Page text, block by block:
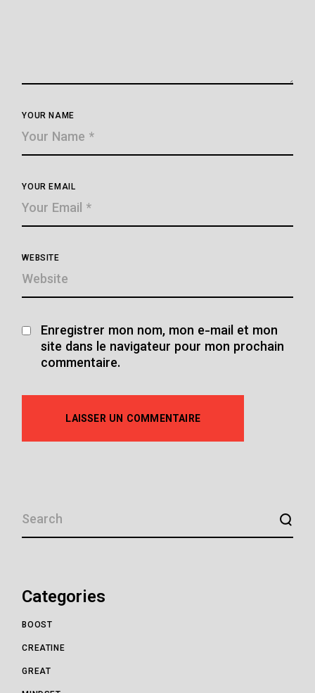
YOUR NAME
YOUR EMAIL
WEBSITE
Enregistrer mon nom, mon e-mail et mon
site dans le navigateur pour mon prochain
commentaire.
LAISSER UN COMMENTAIRE
SEARCH
Categories
BOOST
CREATINE
GREAT